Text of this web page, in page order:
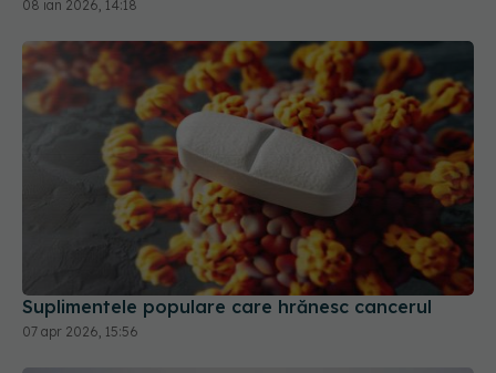
08 ian 2026, 14:18
Suplimentele populare care hrănesc cancerul
07 apr 2026, 15:56